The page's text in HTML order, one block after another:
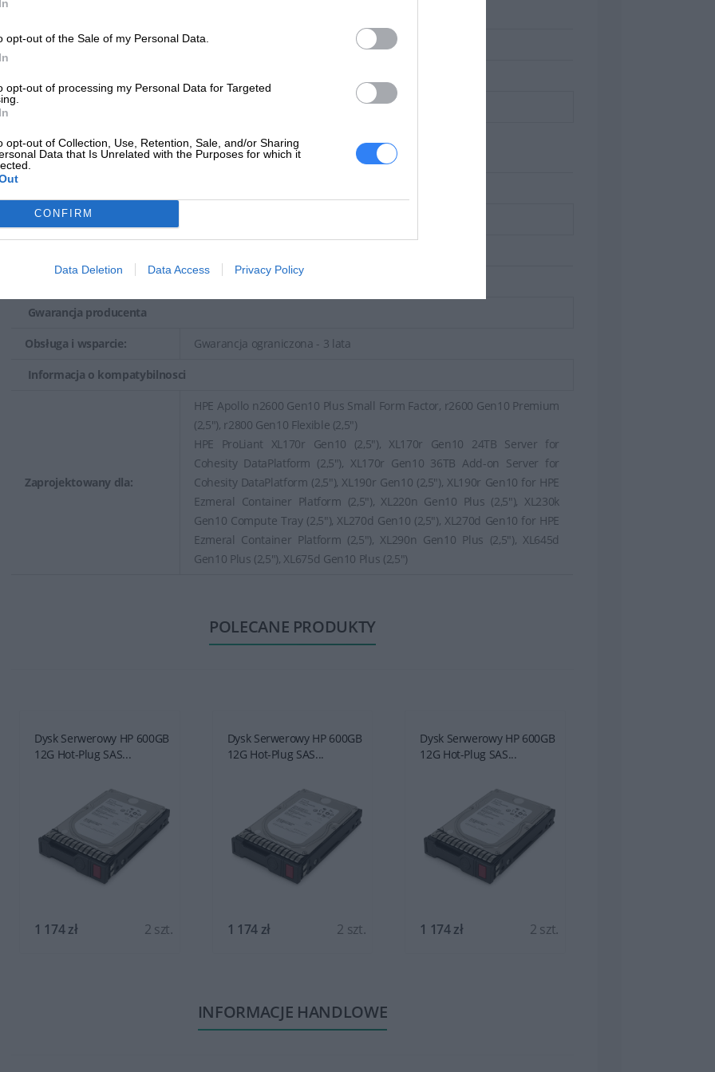
opt-out of the Sale of my Personal Data.
opt-out of processing my Personal Data for Targeted
opt-out of Collection, Use, Retention, Sale, and/or Sharing
Data that Is Unrelated with the Purposes for which it
CONFIRM
Data Deletion Data Access Privacy Policy
Cechy: Digitally Signed Firmware
Szybkość transmisji
urządzenia:
1.2 GBps (zewnętrzna)
Rozszerzenie i łączność
Gwarancja producenta
Obsługa i wsparcie: Gwarancja ograniczona - 3 lata
Informacja o kompatybilnosci
Zaprojektowany dla:
HPE Apollo n2600 Gen10 Plus Small Form Factor, r2600 Gen10 Premium
(2,5"), r2800 Gen10 Flexible (2,5")
HPE ProLiant XL170r Gen10 (2,5"), XL170r Gen10 24TB Server for
Cohesity DataPlatform (2,5"), XL170r Gen10 36TB Add-on Server for
Cohesity DataPlatform (2,5"), XL190r Gen10 (2,5"), XL190r Gen10 for HPE
Ezmeral Container Platform (2,5"), XL220n Gen10 Plus (2,5"), XL230k
Gen10 Compute Tray (2,5"), XL270d Gen10 (2,5"), XL270d Gen10 for HPE
Ezmeral Container Platform (2,5"), XL290n Gen10 Plus (2,5"), XL645d
Gen10 Plus (2,5"), XL675d Gen10 Plus (2,5")
POLECANE PRODUKTY
Dysk Serwerowy HP 600GB
12G Hot-Plug SAS...
1 174 zł 2 szt.
Dysk Serwerowy HP 600GB
12G Hot-Plug SAS...
1 174 zł 2 szt.
Dysk Serwerowy HP 600GB
12G Hot-Plug SAS...
1 174 zł 2 szt.
INFORMACJE HANDLOWE